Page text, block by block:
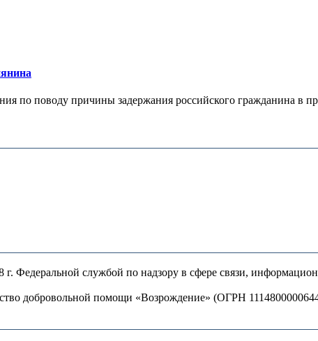
по поводу причины задержания российского гражданина в
службой по надзору в сфере связи,
добровольной помощи «Возрождение» (ОГРН